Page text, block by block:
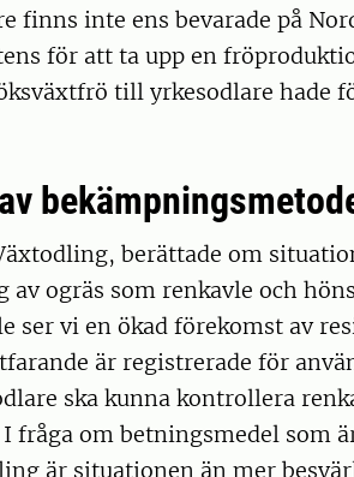
finns inte ens bevarade på
för att ta upp en
till yrkesodlare hade
berättade om
av ogräs som renkavle och
ser vi en ökad förekomst av
är registrerade för
ska kunna kontrollera
fråga om betningsmedel som
är situationen än mer